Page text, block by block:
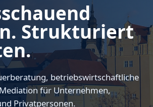
Strukturiert
betriebswirtschaftliche
für Unternehmen,
Privatpersonen.